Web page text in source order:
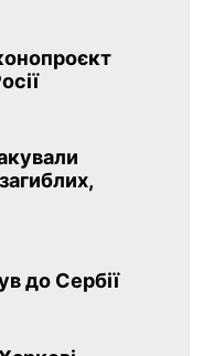
до Сербії